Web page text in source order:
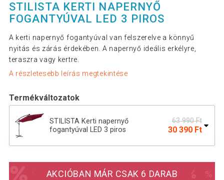
STILISTA KERTI NAPERNYŐ
FOGANTYÚVAL LED 3 PIROS
A kerti napernyő fogantyúval van felszerelve a könnyű
nyitás és zárás érdekében. A napernyő ideális erkélyre,
teraszra vagy kertre.
A részletesebb leírás megtekintése
Termékváltozatok
STILISTA Kerti napernyő
fogantyúval LED 3 piros
63 990 Ft
30 390 Ft
LED 3 m antracit
AKCIÓBAN MÁR CSAK 6 DARAB